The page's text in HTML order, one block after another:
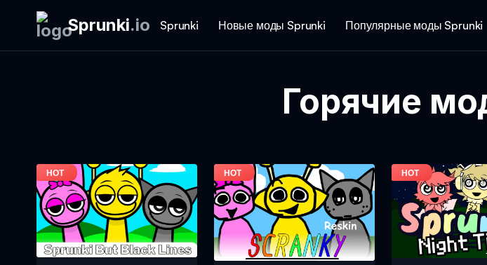
Sprunki.io Sprunki Новые моды Sprunki Популярные моды Sprunki
Горячие